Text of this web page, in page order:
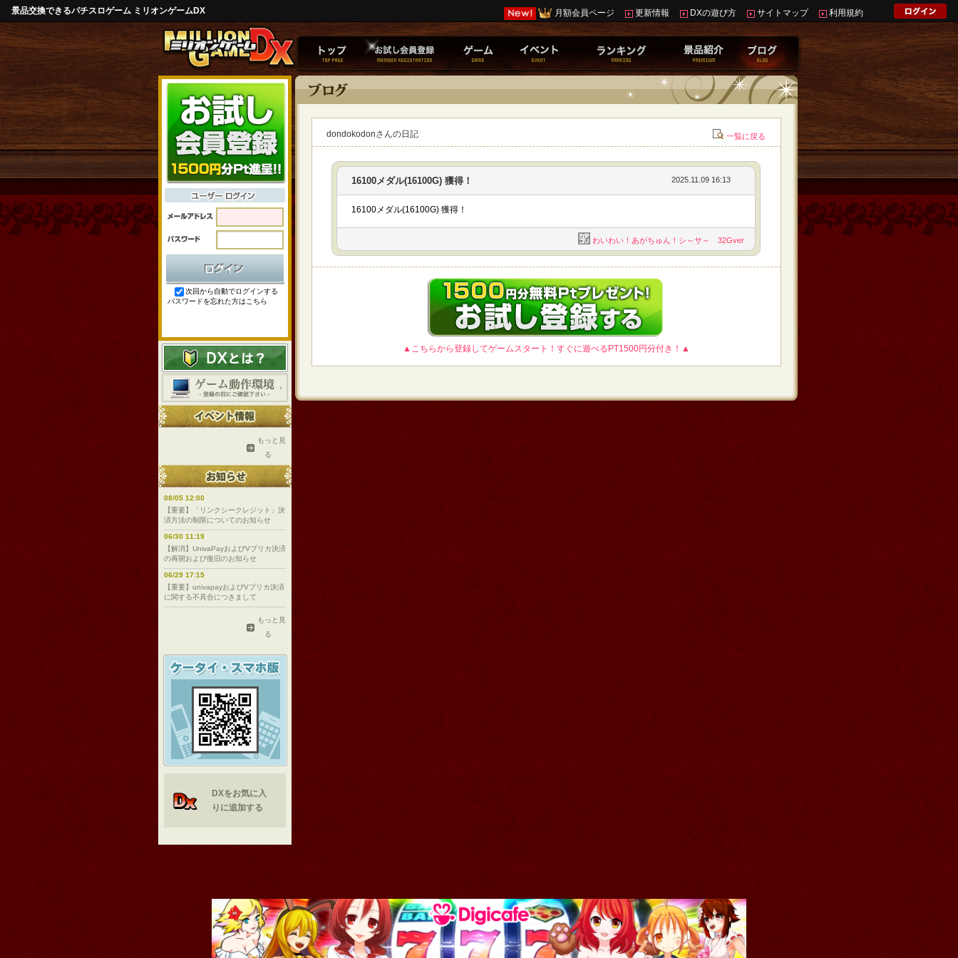
景品交換できるパチスロゲーム ミリオンゲームDX 月額会員ページ 更新情報 DXの遊び方 サイトマップ 利用規約
次回から自動でログインする
パスワードを忘れた方はこちら
もっと見
る
08/05 12:00
【重要】「リンクシークレジット」決
済方法の制限についてのお知らせ
06/30 11:19
【解消】UnivaPayおよびVプリカ決済
の再開および復旧のお知らせ
06/29 17:15
【重要】univapayおよびVプリカ決済
に関する不具合につきまして
もっと見
る
DXをお気に入
りに追加する
dondokodonさんの日記 一覧に戻る
16100メダル(16100G) 獲得！ 2025.11.09 16:13
16100メダル(16100G) 獲得！
わいわい！あがちゅん！シ～サ～ 32Gver
▲こちらから登録してゲームスタート！すぐに遊べるPT1500円分付き！▲